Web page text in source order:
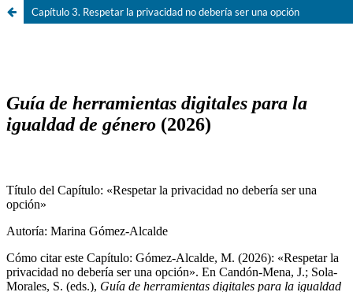
Capítulo 3. Respetar la privacidad no debería ser una opción